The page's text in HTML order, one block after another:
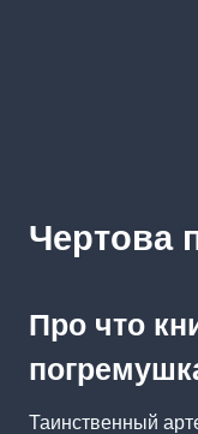
Чертова
Про что
Таинственный